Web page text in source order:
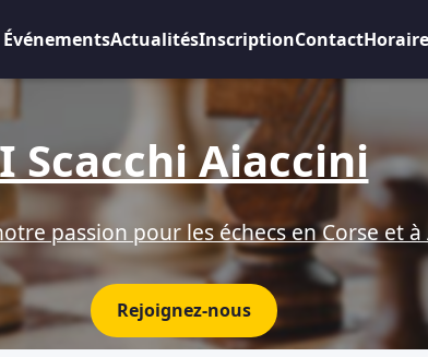
ÉvénementsActualitésInscriptionContact
Scacchi Aiaccini
passion pour les échecs en Corse et à
Rejoignez-nous